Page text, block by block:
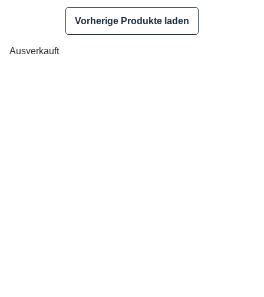
Vorherige Produkte laden
Ausverkauft